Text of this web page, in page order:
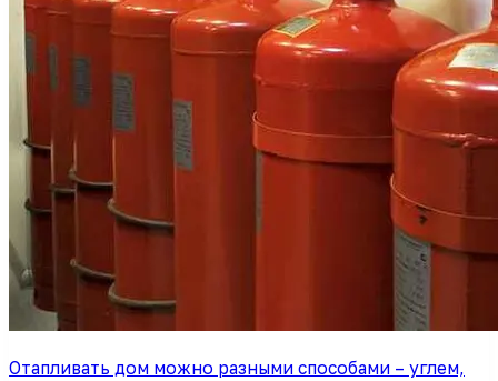
Отапливать дом можно разными способами – углем,